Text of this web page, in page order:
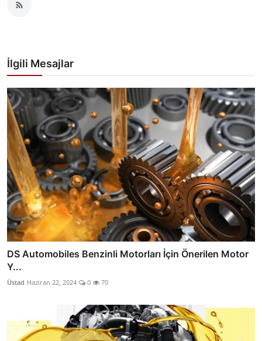
İlgili Mesajlar
DS Automobiles Benzinli Motorları İçin Önerilen Motor
Y...
Üstad Haziran 22, 2024 0 70